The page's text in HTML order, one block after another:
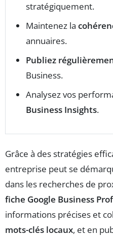
stratégiquement.
Maintenez la
annuaires.
Publiez
Business.
Analysez vos
Business Insights.
Grâce à des stratégies
entreprise peut se
dans les recherches de
fiche Google Business
informations précises et
mots-clés locaux, et en